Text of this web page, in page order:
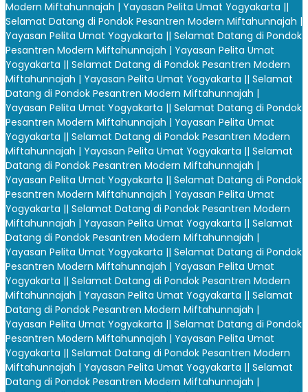
Modern Miftahunnajah | Yayasan Pelita Umat Yogyakarta ||
Selamat Datang di Pondok Pesantren Modern Miftahunnajah |
Yayasan Pelita Umat Yogyakarta || Selamat Datang di Pondok
Pesantren Modern Miftahunnajah | Yayasan Pelita Umat
Yogyakarta || Selamat Datang di Pondok Pesantren Modern
Miftahunnajah | Yayasan Pelita Umat Yogyakarta || Selamat
Datang di Pondok Pesantren Modern Miftahunnajah |
Yayasan Pelita Umat Yogyakarta || Selamat Datang di Pondok
Pesantren Modern Miftahunnajah | Yayasan Pelita Umat
Yogyakarta || Selamat Datang di Pondok Pesantren Modern
Miftahunnajah | Yayasan Pelita Umat Yogyakarta || Selamat
Datang di Pondok Pesantren Modern Miftahunnajah |
Yayasan Pelita Umat Yogyakarta || Selamat Datang di Pondok
Pesantren Modern Miftahunnajah | Yayasan Pelita Umat
Yogyakarta || Selamat Datang di Pondok Pesantren Modern
Miftahunnajah | Yayasan Pelita Umat Yogyakarta || Selamat
Datang di Pondok Pesantren Modern Miftahunnajah |
Yayasan Pelita Umat Yogyakarta || Selamat Datang di Pondok
Pesantren Modern Miftahunnajah | Yayasan Pelita Umat
Yogyakarta || Selamat Datang di Pondok Pesantren Modern
Miftahunnajah | Yayasan Pelita Umat Yogyakarta || Selamat
Datang di Pondok Pesantren Modern Miftahunnajah |
Yayasan Pelita Umat Yogyakarta || Selamat Datang di Pondok
Pesantren Modern Miftahunnajah | Yayasan Pelita Umat
Yogyakarta || Selamat Datang di Pondok Pesantren Modern
Miftahunnajah | Yayasan Pelita Umat Yogyakarta || Selamat
Datang di Pondok Pesantren Modern Miftahunnajah |